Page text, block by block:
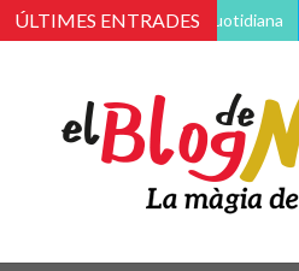
ÚLTIMES ENTRADES
de la vida pràctica i quotidiana